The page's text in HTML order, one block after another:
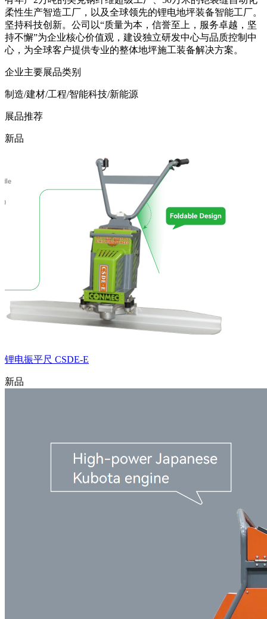
柔性生产智造工厂，以及全球领先的锂电地坪装备智能工厂。
坚持科技创新。公司以“质量为本，信誉至上，服务卓越，坚
持不懈”为企业核心价值观，建设独立研发中心与品质控制中
心，为全球客户提供专业的整体地坪施工装备解决方案。
企业主要展品类别
制造/建材/工程/智能科技/新能源
展品推荐
新品
锂电振平尺 CSDE-E
新品